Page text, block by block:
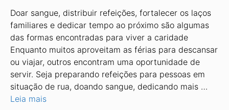
Doar sangue, distribuir refeições, fortalecer os laços
familiares e dedicar tempo ao próximo são algumas
das formas encontradas para viver a caridade
Enquanto muitos aproveitam as férias para descansar
ou viajar, outros encontram uma oportunidade de
servir. Seja preparando refeições para pessoas em
situação de rua, doando sangue, dedicando mais …
Leia mais